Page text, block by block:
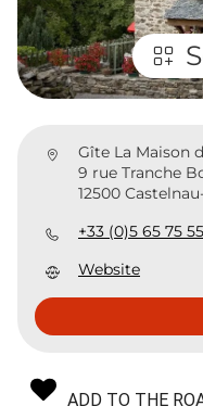
Gîte La Maison
9 rue Tranche
12500
+33 (0)5 65 75
Website
ADD TO THE